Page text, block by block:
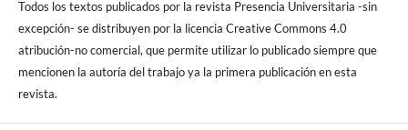
Todos los textos publicados por la revista Presencia Universitaria -sin
excepción- se distribuyen por la licencia Creative Commons 4.0
atribución-no comercial, que permite utilizar lo publicado siempre que
mencionen la autoría del trabajo ya la primera publicación en esta
revista.